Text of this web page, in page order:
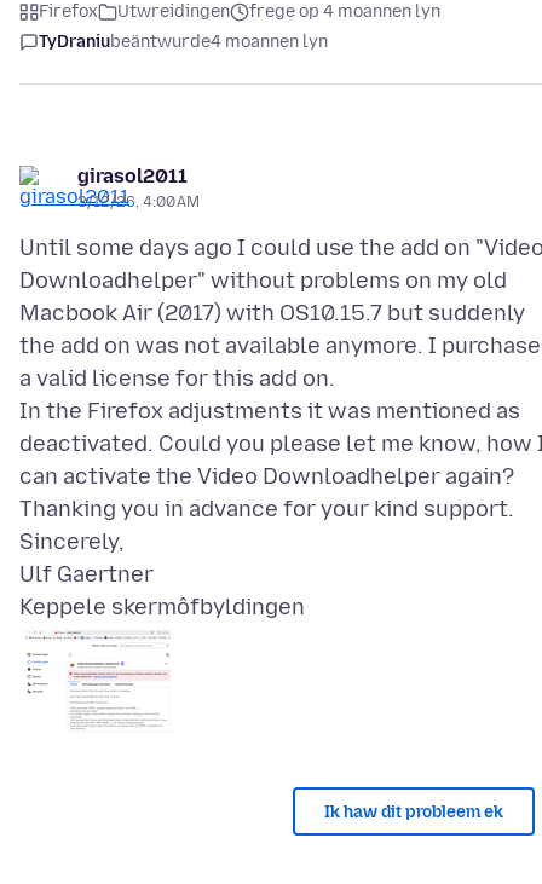
Firefox Utwreidingen
frege op 4 moannen lyn
TyDraniubeäntwurde4 moannen lyn
girasol2011
3/12/26, 4:00 AM
Until some days ago I could use the add on
Downloadhelper" without problems on my old
Macbook Air (2017) with OS10.15.7 but suddenly
the add on was not available anymore. I
a valid license for this add on.
In the Firefox adjustments it was mentioned as
deactivated. Could you please let me know, how
can activate the Video Downloadhelper again?
Thanking you in advance for your kind support.
Sincerely,
Keppele skermôfbyldingen
Ik haw dit probleem ek